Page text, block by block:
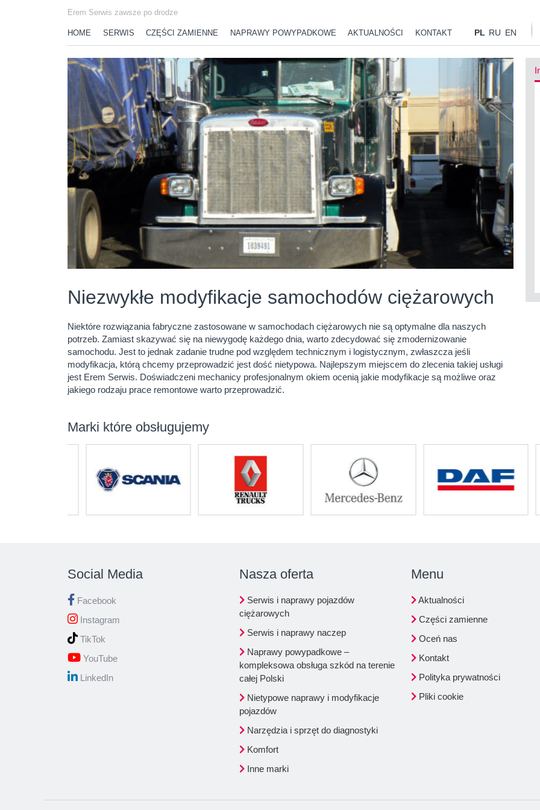
Erem Serwis zawsze po drodze
HOME SERWIS CZĘŚCI ZAMIENNE NAPRAWY POWYPADKOWE AKTUALNOŚCI KONTAKT PL RU EN
Niezwykłe modyfikacje samochodów ciężarowych
Niektóre rozwiązania fabryczne zastosowane w samochodach ciężarowych nie są optymalne dla naszych
potrzeb. Zamiast skazywać się na niewygodę każdego dnia, warto zdecydować się zmodernizowanie
samochodu. Jest to jednak zadanie trudne pod względem technicznym i logistycznym, zwłaszcza jeśli
modyfikacja, którą chcemy przeprowadzić jest dość nietypowa. Najlepszym miejscem do zlecenia takiej usługi
jest Erem Serwis. Doświadczeni mechanicy profesjonalnym okiem ocenią jakie modyfikacje są możliwe oraz
jakiego rodzaju prace remontowe warto przeprowadzić.
Marki które obsługujemy
Social Media
Facebook
Instagram
TikTok
YouTube
LinkedIn
Nasza oferta
Serwis i naprawy pojazdów
ciężarowych
Serwis i naprawy naczep
Naprawy powypadkowe –
kompleksowa obsługa szkód na terenie
całej Polski
Nietypowe naprawy i modyfikacje
pojazdów
Narzędzia i sprzęt do diagnostyki
Komfort
Inne marki
Menu
Aktualności
Części zamienne
Oceń nas
Kontakt
Polityka prywatności
Pliki cookie